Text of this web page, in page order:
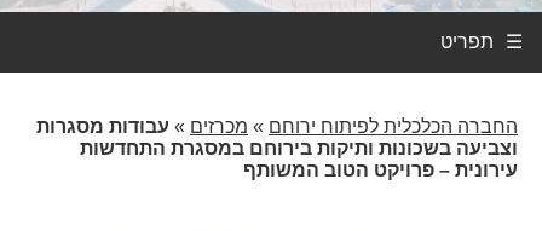
☰
החברה הכלכלית לפיתוח ירוחם » מכרזים » עבודות מסגרות
וצביעה בשכונות ותיקות בירוחם במסגרת התחדשות
עירונית – פרויקט הטוב המשותף